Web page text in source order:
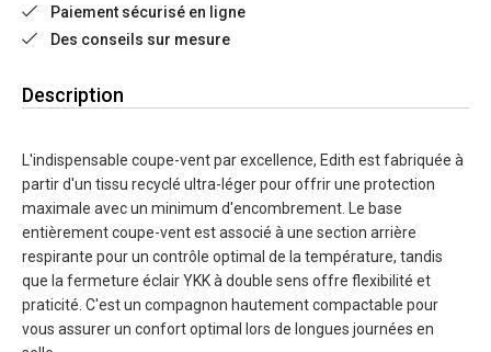
Paiement sécurisé en ligne
Des conseils sur mesure
Description
L'indispensable coupe-vent par excellence, Edith est fabriquée à
partir d'un tissu recyclé ultra-léger pour offrir une protection
maximale avec un minimum d'encombrement. Le base
entièrement coupe-vent est associé à une section arrière
respirante pour un contrôle optimal de la température, tandis
que la fermeture éclair YKK à double sens offre flexibilité et
praticité. C'est un compagnon hautement compactable pour
vous assurer un confort optimal lors de longues journées en